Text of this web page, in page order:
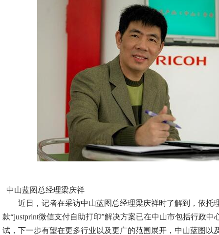
中山蓝图总经理梁庆祥
近日，记者在采访中山蓝图总经理梁庆祥时了解到，依托
款“justprint微信支付自助打印”解决方案已在中山市包括行政中
试，下一步有望在更多行业以及更广的范围展开，中山蓝图以